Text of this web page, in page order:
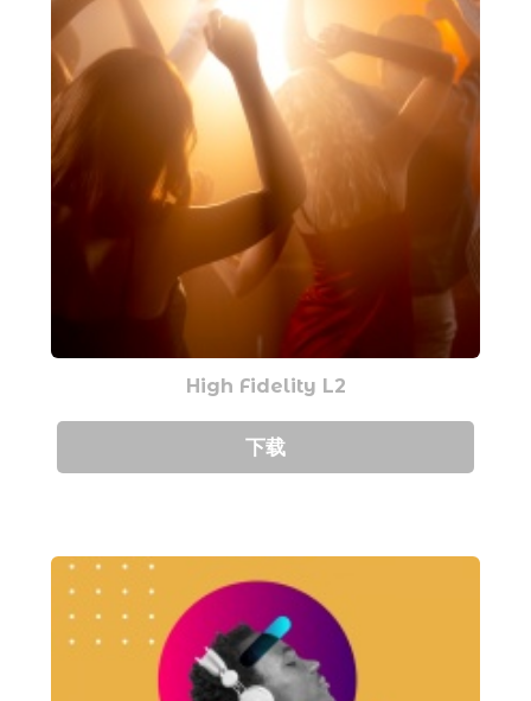
High Fidelity L2
下载